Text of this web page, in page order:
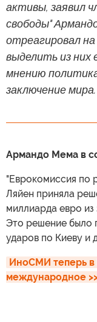
активы, заявил
свободы"
отреагировал
выделить из них
мнению
заключение мира.
Армандо Мема в
"Еврокомиссия по
Ляйен приняла
миллиарда евро
Это решение было
ударов по Киеву и
ИноСМИ теперь в
международное